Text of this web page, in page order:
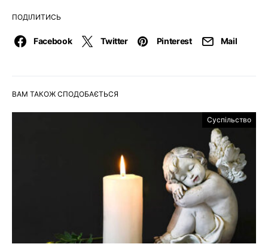
ПОДІЛИТИСЬ
Facebook Twitter Pinterest Mail
ВАМ ТАКОЖ СПОДОБАЄТЬСЯ
Суспільство